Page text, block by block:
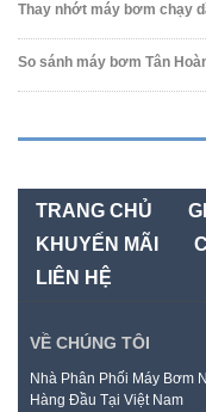
Thay nhớt máy bơm chạy
So sánh máy bơm Tân
TRANG CHỦ
KHUYẾN MÃI
LIÊN HỆ
VỀ CHÚNG TÔI
Nhà Phân Phối Máy Bơm
Hàng Đầu Tại Việt Nam